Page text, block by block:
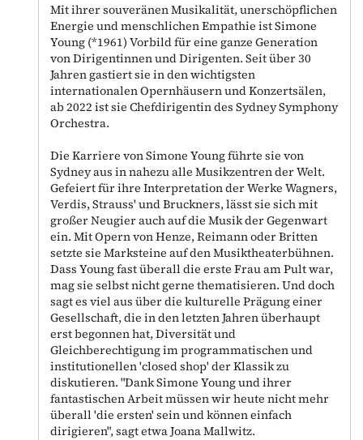
Mit ihrer souveränen Musikalität, unerschöpflichen
Energie und menschlichen Empathie ist Simone
Young (*1961) Vorbild für eine ganze Generation
von Dirigentinnen und Dirigenten. Seit über 30
Jahren gastiert sie in den wichtigsten
internationalen Opernhäusern und Konzertsälen,
ab 2022 ist sie Chefdirigentin des Sydney Symphony
Orchestra.
Die Karriere von Simone Young führte sie von
Sydney aus in nahezu alle Musikzentren der Welt.
Gefeiert für ihre Interpretation der Werke Wagners,
Verdis, Strauss' und Bruckners, lässt sie sich mit
großer Neugier auch auf die Musik der Gegenwart
ein. Mit Opern von Henze, Reimann oder Britten
setzte sie Marksteine auf den Musiktheaterbühnen.
Dass Young fast überall die erste Frau am Pult war,
mag sie selbst nicht gerne thematisieren. Und doch
sagt es viel aus über die kulturelle Prägung einer
Gesellschaft, die in den letzten Jahren überhaupt
erst begonnen hat, Diversität und
Gleichberechtigung im programmatischen und
institutionellen 'closed shop' der Klassik zu
diskutieren. "Dank Simone Young und ihrer
fantastischen Arbeit müssen wir heute nicht mehr
überall 'die ersten' sein und können einfach
dirigieren", sagt etwa Joana Mallwitz.